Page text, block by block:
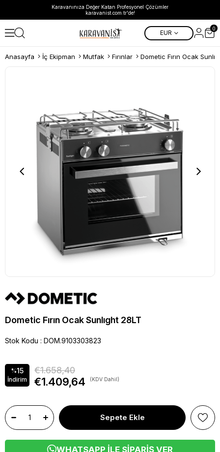
Karavanınıza Değer Katan Profesyonel Çözümler
karavanist.com.tr'de!
EUR
0
Anasayfa İç Ekipman Mutfak Fırınlar Dometic Fırın Ocak
Dometic Fırın Ocak Sunlıght 28LT
Stok Kodu DOM.9103303823
%15
İndirim
€1.658,40
€1.409,64
WHATSAPP İLE SIPARIŞ VER